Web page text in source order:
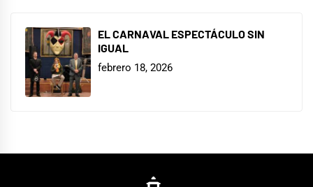
EL CARNAVAL ESPECTÁCULO SIN
IGUAL
febrero 18, 2026